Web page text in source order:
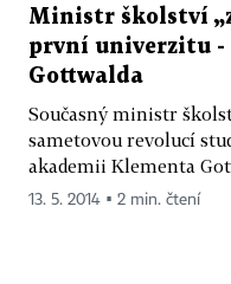
Ministr školství
první univerzitu -
Gottwalda
Současný ministr
sametovou revolucí
akademii Klementa
13. 5. 2014 ▪ 2 min. čtení